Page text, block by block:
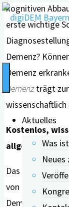
nach:
Aktuelles
Was
Neues
kognitiven
erste wichtige
Demenz?
Demenz
Demenzträgt zur
Kostenlos,
Das Ziel von
von Menschen
Demenz und